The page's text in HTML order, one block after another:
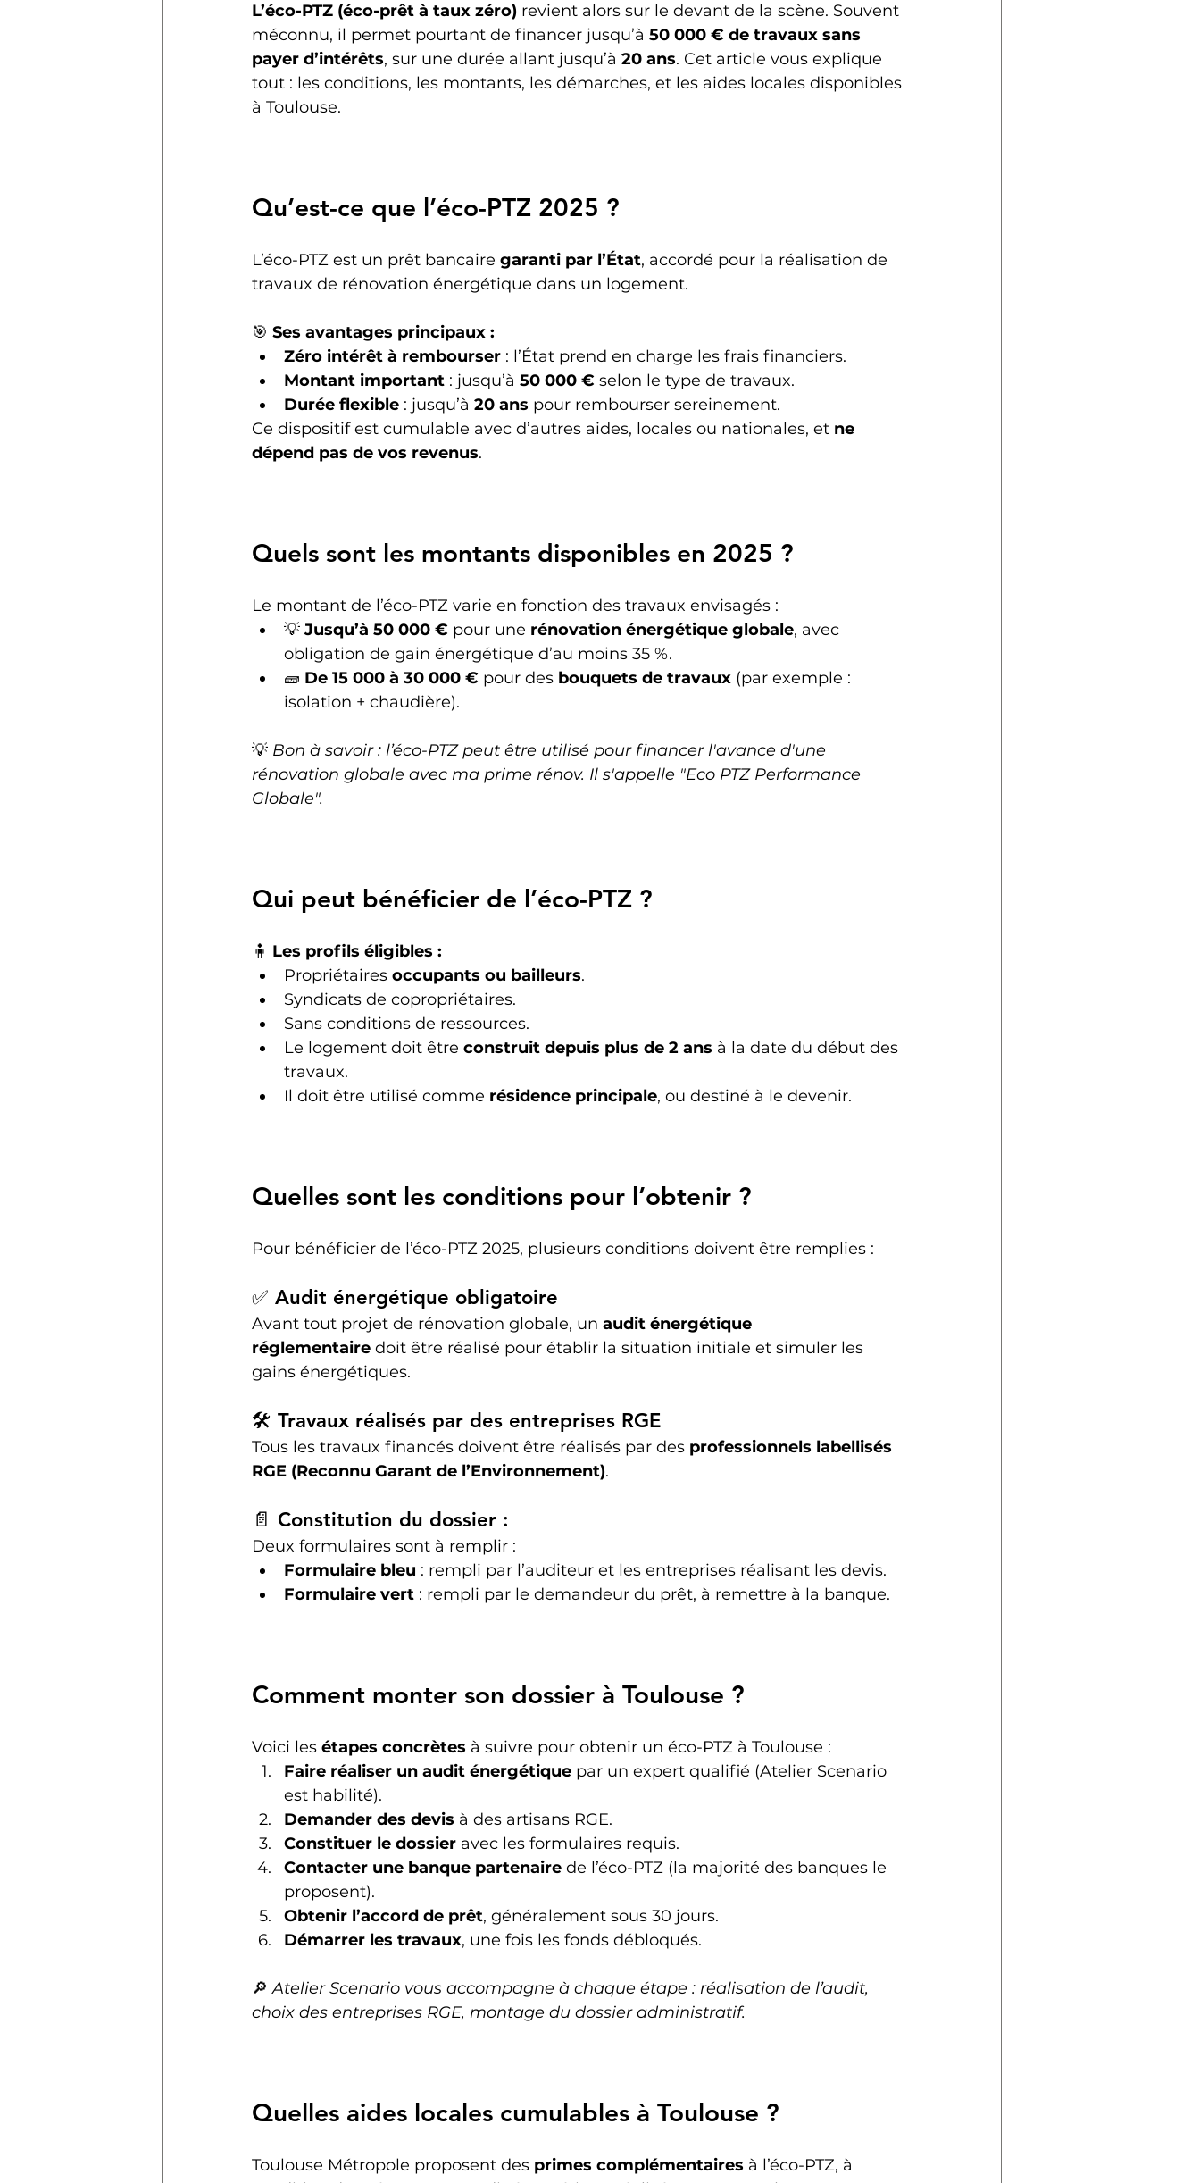
L’éco-PTZ (éco-prêt à taux zéro) revient alors sur le devant de la scène. Souvent
méconnu, il permet pourtant de financer jusqu’à 50 000 € de travaux sans
payer d’intérêts, sur une durée allant jusqu’à 20 ans. Cet article vous explique
tout : les conditions, les montants, les démarches, et les aides locales disponibles
à Toulouse.
Qu’est-ce que l’éco-PTZ 2025 ?
L’éco-PTZ est un prêt bancaire garanti par l’État, accordé pour la réalisation de
travaux de rénovation énergétique dans un logement.
🎯 Ses avantages principaux :
Zéro intérêt à rembourser : l’État prend en charge les frais financiers.
Montant important : jusqu’à 50 000 € selon le type de travaux.
Durée flexible : jusqu’à 20 ans pour rembourser sereinement.
Ce dispositif est cumulable avec d’autres aides, locales ou nationales, et ne
dépend pas de vos revenus.
Quels sont les montants disponibles en 2025 ?
Le montant de l’éco-PTZ varie en fonction des travaux envisagés :
💡 Jusqu’à 50 000 € pour une rénovation énergétique globale, avec
obligation de gain énergétique d’au moins 35 %.
🧱 De 15 000 à 30 000 € pour des bouquets de travaux (par exemple :
isolation + chaudière).
💡 Bon à savoir : l’éco-PTZ peut être utilisé pour financer l'avance d'une
rénovation globale avec ma prime rénov. Il s'appelle "Eco PTZ Performance
Globale".
Qui peut bénéficier de l’éco-PTZ ?
🧍 Les profils éligibles :
Propriétaires occupants ou bailleurs.
Syndicats de copropriétaires.
Sans conditions de ressources.
Le logement doit être construit depuis plus de 2 ans à la date du début des
travaux.
Il doit être utilisé comme résidence principale, ou destiné à le devenir.
Quelles sont les conditions pour l’obtenir ?
Pour bénéficier de l’éco-PTZ 2025, plusieurs conditions doivent être remplies :
✅ Audit énergétique obligatoire
Avant tout projet de rénovation globale, un audit énergétique
réglementaire doit être réalisé pour établir la situation initiale et simuler les
gains énergétiques.
🛠 Travaux réalisés par des entreprises RGE
Tous les travaux financés doivent être réalisés par des professionnels labellisés
RGE (Reconnu Garant de l’Environnement).
📄 Constitution du dossier :
Deux formulaires sont à remplir :
Formulaire bleu : rempli par l’auditeur et les entreprises réalisant les devis.
Formulaire vert : rempli par le demandeur du prêt, à remettre à la banque.
Comment monter son dossier à Toulouse ?
Voici les étapes concrètes à suivre pour obtenir un éco-PTZ à Toulouse :
Faire réaliser un audit énergétique par un expert qualifié (Atelier Scenario
est habilité).
Demander des devis à des artisans RGE.
Constituer le dossier avec les formulaires requis.
Contacter une banque partenaire de l’éco-PTZ (la majorité des banques le
proposent).
Obtenir l’accord de prêt, généralement sous 30 jours.
Démarrer les travaux, une fois les fonds débloqués.
🔎 Atelier Scenario vous accompagne à chaque étape : réalisation de l’audit,
choix des entreprises RGE, montage du dossier administratif.
Quelles aides locales cumulables à Toulouse ?
Toulouse Métropole proposent des primes complémentaires à l’éco-PTZ, à